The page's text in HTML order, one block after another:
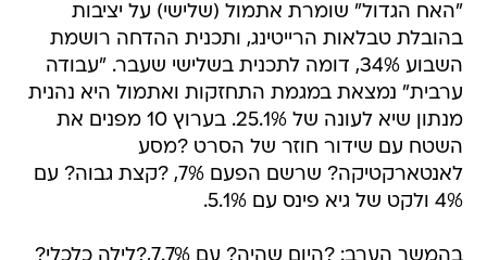
"האח הגדול" שומרת אתמול (שלישי) על יציבות
בהובלת טבלאות הרייטינג, ותכנית ההדחה רושמת
השבוע 34%, דומה לתכנית בשלישי שעבר. "עבודה
ערבית" נמצאת במגמת התחזקות ואתמול היא נהנית
מנתון שיא לעונה של 25.1%. בערוץ 10 מפנים את
השטח עם שידור חוזר של הסרט ?מסע
לאנטארקטיקה? שרשם הפעם 7%, ?קצת גבוה? עם
4% ולקט של גיא פינס עם 5.1%.